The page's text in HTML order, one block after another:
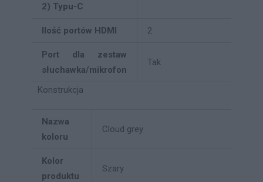
2) Typu-C
Ilość portów HDMI 2
Port dla zestaw
słuchawka/mikrofon
Tak
Konstrukcja
Nazwa
koloru
Cloud grey
Kolor
produktu
Szary